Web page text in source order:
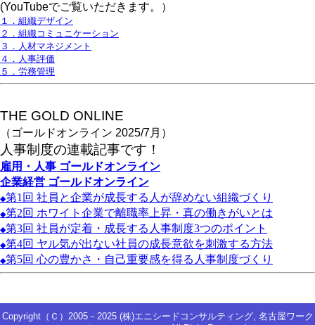
(YouTubeでご覧いただきます。）
１．組織デザイン
２．組織コミュニケーション
３．人材マネジメント
４．人事評価
５．労務管理
THE GOLD ONLINE
（ゴールドオンライン 2025/7月）
人事制度の連載記事です！
雇用・人事 ゴールドオンライン
企業経営 ゴールドオンライン
◆第1 回 社員と企業が成長する人が辞めない組織づくり
◆第2回 ホワイト企業で離職率上昇・真の働きがいとは
◆第3回 社員が定着・成長する人事制度3つのポイント
◆第4回 ヤル気が出ない社員の成長意欲を刺激する方法
◆第5回 心の豊かさ・自己重要感を得る人事制度づくり
Copyright（Ｃ）2005－2025 (株)エニシードコンサルティング, 名古屋ワーク